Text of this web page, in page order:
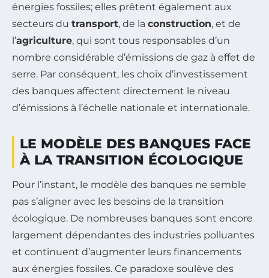
énergies fossiles; elles prêtent également aux
secteurs du transport, de la construction, et de
l’agriculture, qui sont tous responsables d’un
nombre considérable d’émissions de gaz à effet de
serre. Par conséquent, les choix d’investissement
des banques affectent directement le niveau
d’émissions à l’échelle nationale et internationale.
LE MODÈLE DES BANQUES FACE
À LA TRANSITION ÉCOLOGIQUE
Pour l’instant, le modèle des banques ne semble
pas s’aligner avec les besoins de la transition
écologique. De nombreuses banques sont encore
largement dépendantes des industries polluantes
et continuent d’augmenter leurs financements
aux énergies fossiles. Ce paradoxe soulève des